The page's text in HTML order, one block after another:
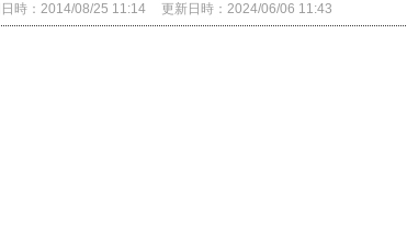
時：2014/08/25 11:14 更新日時：2024/06/06 11:43